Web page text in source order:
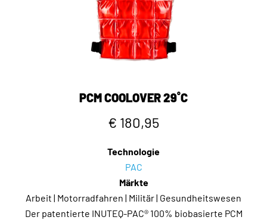
PCM COOLOVER 29˚C
€ 180,95
Technologie
PAC
Märkte
Arbeit | Motorradfahren | Militär | Gesundheitswesen
Der patentierte INUTEQ-PAC® 100% biobasierte PCM